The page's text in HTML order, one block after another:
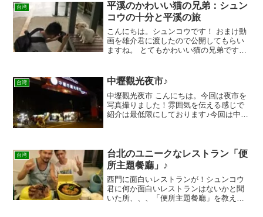
政府駅」です。警察署を目印に歩くと着
きます。大体徒歩で5...
台湾
平溪のかわいい猫の兄弟：シュン
コウの十分と平溪の旅
こんにちは。シュンコウです！ おまけ動
画を雄介君に渡したので公開してもらい
ますね。 とてもかわいい猫の兄弟です。
台湾 中壢觀光夜市♪
中壢觀光夜市 こんにちは。今回は夜市を
写真撮りました！雰囲気を伝える感じで
紹介は最低限にしております♪今回は中壢
園で...
台湾
台北のユニークなレストラン「便
所主題餐廳」♪
西門に面白いレストランが！シュンコウ
君に何か面白いレストランはないかと聞
いた所、、、「便所主題餐廳」を教えて